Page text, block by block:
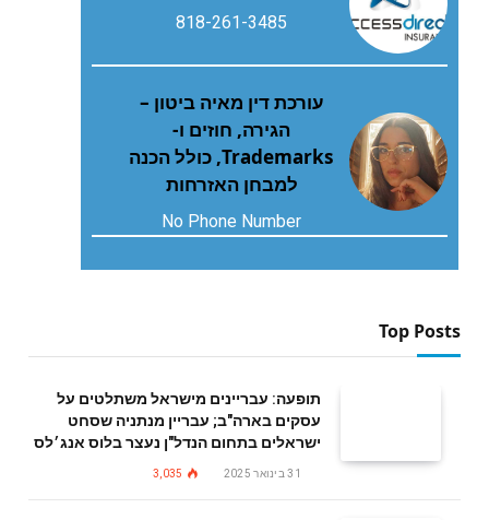
818-261-3485
עורכת דין מאיה ביטון –
הגירה, חוזים ו-
Trademarks, כולל הכנה
למבחן האזרחות
No Phone Number
Top Posts
תופעה: עבריינים מישראל משתלטים על
עסקים בארה"ב; עבריין מנתניה שסחט
ישראלים בתחום הנדל"ן נעצר בלוס אנג׳לס
31 בינואר 2025 3,035